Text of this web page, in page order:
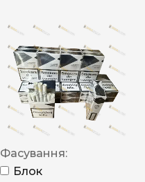
Фасування:
Блок